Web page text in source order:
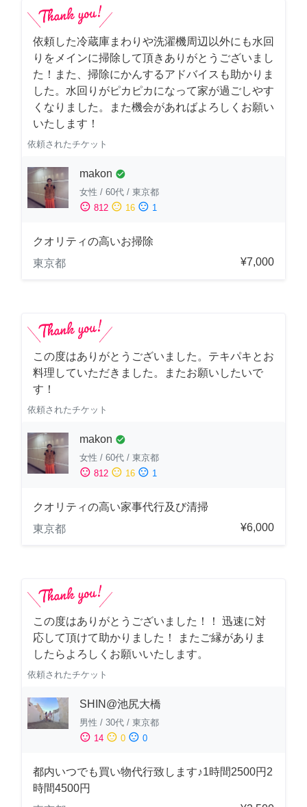
依頼した冷蔵庫まわりや洗濯機周辺以外にも水回
りをメインに掃除して頂きありがとうございまし
た！また、掃除にかんするアドバイスも助かりま
した。水回りがピカピカになって家が過ごしやす
くなりました。また機会があればよろしくお願い
いたします！
依頼されたチケット
makon check_circle
女性 / 60代 / 東京都
sentiment_satisfied 812 sentiment_neutral 16 sentiment_dissatisfied 1
クオリティの高いお掃除
東京都
¥7,000
この度はありがとうございました。テキパキとお
料理していただきました。またお願いしたいで
す！
依頼されたチケット
makon check_circle
女性 / 60代 / 東京都
sentiment_satisfied 812 sentiment_neutral 16 sentiment_dissatisfied 1
クオリティの高い家事代行及び清掃
東京都
¥6,000
この度はありがとうございました！！ 迅速に対
応して頂けて助かりました！ またご縁がありま
したらよろしくお願いいたします。
依頼されたチケット
SHIN@池尻大橋
男性 / 30代 / 東京都
sentiment_satisfied 14 sentiment_neutral 0 sentiment_dissatisfied 0
都内いつでも買い物代行致します♪1時間2500円2
時間4500円